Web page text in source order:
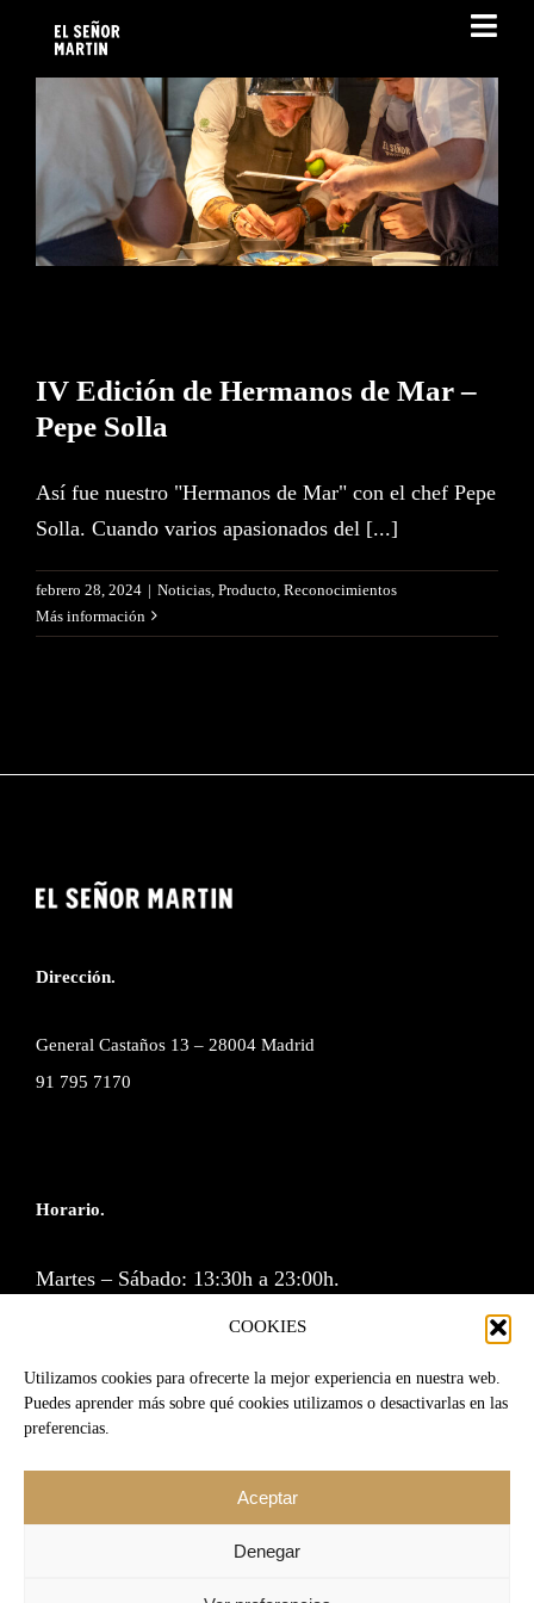
COOKIES
Utilizamos cookies para ofrecerte la mejor experiencia en nuestra web.
Puedes aprender más sobre qué cookies utilizamos o desactivarlas en las
preferencias.
Aceptar
Denegar
Saltar
EL SEÑOR MARTÍN
BLOG
ES
IV Edición de Hermanos de
Mar – Pepe Solla
IV Edición de Hermanos de Mar –
Pepe Solla
Así fue nuestro "Hermanos de Mar" con el chef Pepe
Solla. Cuando varios apasionados del [...]
febrero 28, 2024 | Noticias Producto Reconocimientos
Más información
Dirección.
General Castaños 13 – 28004 Madrid
91 795 7170
Horario.
Martes – Sábado: 13:30h a 23:00h.
Lunes y Domingos cerramos.
Reservas por correo o a través de la web.
reservas@srmartin.es